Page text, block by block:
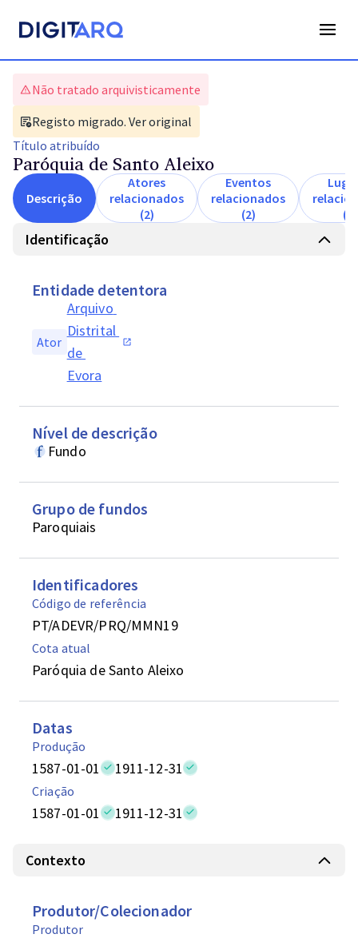
Não tratado arquivisticamente
Registo migrado. Ver original
Título atribuído
Paróquia de Santo Aleixo
Descrição
Atores
relacionados
(2)
Eventos
relacionados
(2)
(1)
Identificação
Entidade detentora
Ator
Arquivo
Distrital
de
Evora
Nível de descrição
Fundo
Grupo de fundos
Paroquiais
Identificadores
Código de referência
PT/ADEVR/PRQ/MMN19
Cota atual
Paróquia de Santo Aleixo
Datas
Produção
1587-01-01 1911-12-31
Criação
1587-01-01 1911-12-31
Contexto
Produtor/Colecionador
Produtor